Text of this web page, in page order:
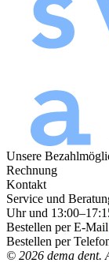
Unsere
Rechnung
Kontakt
Service und
Uhr und
Bestellen per E-Mail
Bestellen per
© 2026 dema dent.